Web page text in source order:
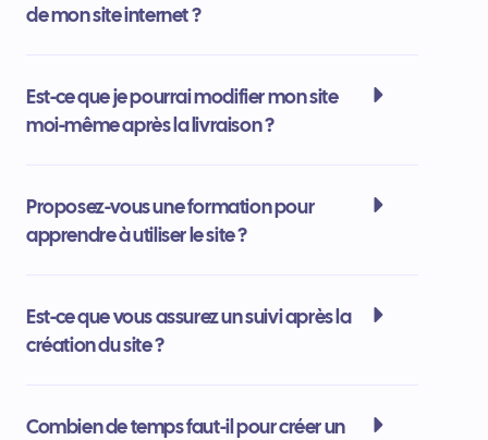
de mon site internet ?
Est-ce que je pourrai modifier mon site
moi-même après la livraison ?
Proposez-vous une formation pour
apprendre à utiliser le site ?
Est-ce que vous assurez un suivi après la
création du site ?
Combien de temps faut-il pour créer un